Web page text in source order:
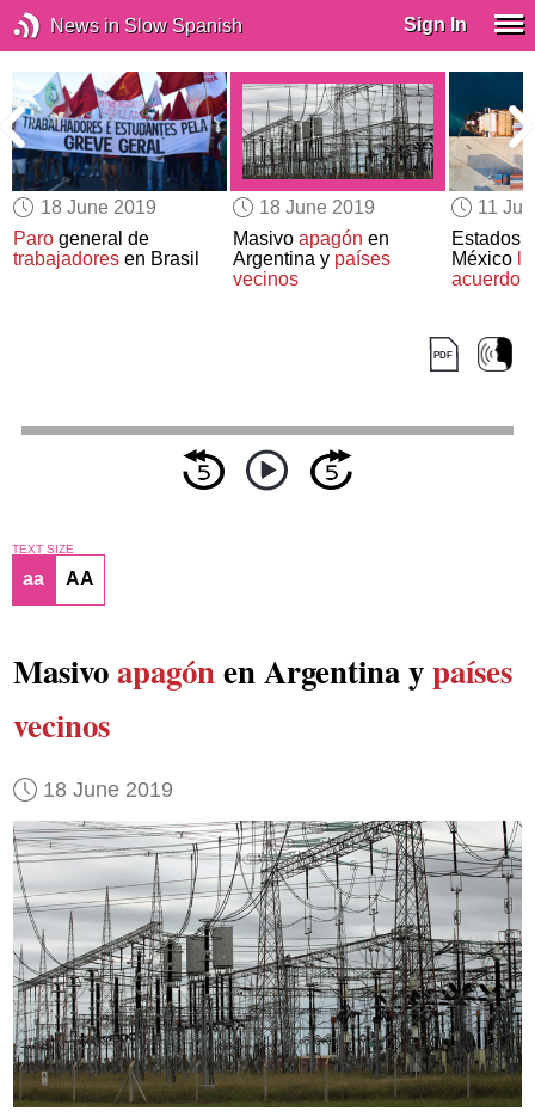
News in Slow Spanish Sign In
18 June 2019
Paro general de
trabajadores en Brasil
18 June 2019
Masivo apagón en
Argentina y países
vecinos
11
Estados
México
acuerdo
TEXT SIZE
aa AA
Masivoapagónen Argentina ypaíses
vecinos
18 June 2019